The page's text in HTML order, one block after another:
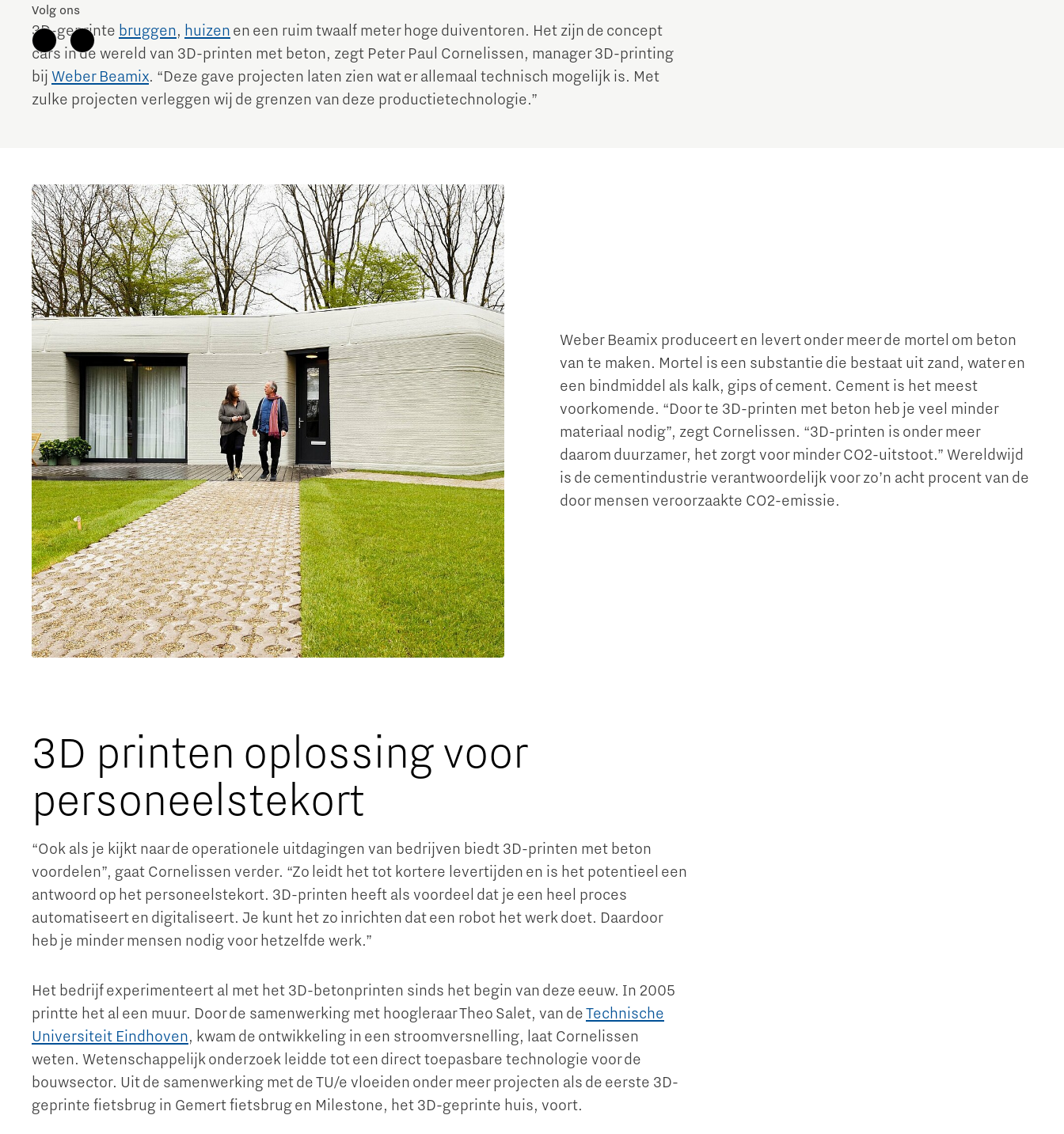
The Gate voor tech startups
Hoe bescherm ik mijn idee?
Brainport Networking Financials
Volg ons
3D-geprinte bruggen, huizen en een ruim twaalf meter hoge duiventoren. Het zijn de concept
cars in de wereld van 3D-printen met beton, zegt Peter Paul Cornelissen, manager 3D-printing
bij Weber Beamix. “Deze gave projecten laten zien wat er allemaal technisch mogelijk is. Met
zulke projecten verleggen wij de grenzen van deze productietechnologie.”
Weber Beamix produceert en levert onder meer de mortel om beton
van te maken. Mortel is een substantie die bestaat uit zand, water en
een bindmiddel als kalk, gips of cement. Cement is het meest
voorkomende. “Door te 3D-printen met beton heb je veel minder
materiaal nodig”, zegt Cornelissen. “3D-printen is onder meer
daarom duurzamer, het zorgt voor minder CO2-uitstoot.” Wereldwijd
is de cementindustrie verantwoordelijk voor zo’n acht procent van de
door mensen veroorzaakte CO2-emissie.
3D printen oplossing voor
personeelstekort
“Ook als je kijkt naar de operationele uitdagingen van bedrijven biedt 3D-printen met beton
voordelen”, gaat Cornelissen verder. “Zo leidt het tot kortere levertijden en is het potentieel een
antwoord op het personeelstekort. 3D-printen heeft als voordeel dat je een heel proces
automatiseert en digitaliseert. Je kunt het zo inrichten dat een robot het werk doet. Daardoor
heb je minder mensen nodig voor hetzelfde werk.”
Het bedrijf experimenteert al met het 3D-betonprinten sinds het begin van deze eeuw. In 2005
printte het al een muur. Door de samenwerking met hoogleraar Theo Salet, van deTechnische
Universiteit Eindhoven, kwam de ontwikkeling in een stroomversnelling, laat Cornelissen
weten. Wetenschappelijk onderzoek leidde tot een direct toepasbare technologie voor de
bouwsector. Uit de samenwerking met de TU/e vloeiden onder meer projecten als de eerste 3D-
geprinte fietsbrug in Gemert fietsbrug en Milestone, het 3D-geprinte huis, voort.